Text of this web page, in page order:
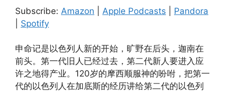
RSS FEED
LINK
EMBED
Subscribe: Amazon Apple Podcasts
Pandora
Spotify
申命记是以色列人新的开始，旷野在后头，迦南在
前头。第一代旧人已经过去，第二代新人要进入应
许之地得产业。120岁的摩西顺服神的吩咐，把第一
代的以色列人在加底斯的经历讲给第二代的以色列